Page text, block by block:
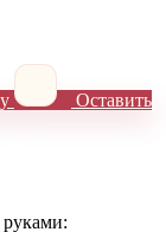
Оставить